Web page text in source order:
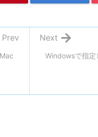
Windowsで指定
Next
Prev